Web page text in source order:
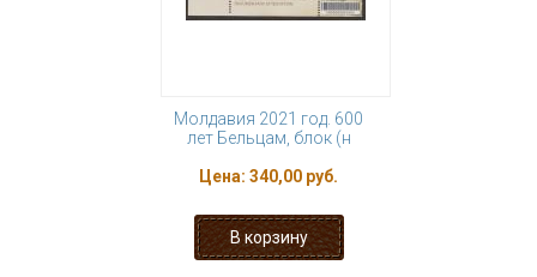
Молдавия 2021 год. 600
лет Бельцам, блок (н
Цена: 340,00 руб.